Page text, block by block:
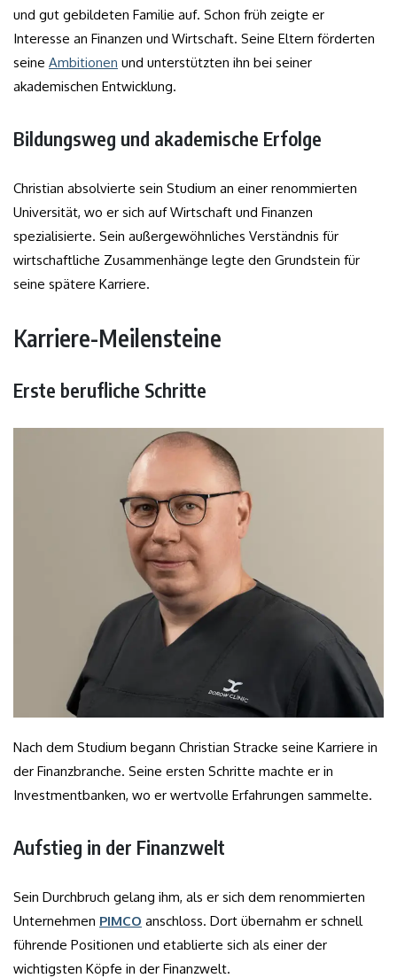
und gut gebildeten Familie auf. Schon früh zeigte er
Interesse an Finanzen und Wirtschaft. Seine Eltern förderten
seine Ambitionen und unterstützten ihn bei seiner
akademischen Entwicklung.
Bildungsweg und akademische Erfolge
Christian absolvierte sein Studium an einer renommierten
Universität, wo er sich auf Wirtschaft und Finanzen
spezialisierte. Sein außergewöhnliches Verständnis für
wirtschaftliche Zusammenhänge legte den Grundstein für
seine spätere Karriere.
Karriere-Meilensteine
Erste berufliche Schritte
Nach dem Studium begann Christian Stracke seine Karriere in
der Finanzbranche. Seine ersten Schritte machte er in
Investmentbanken, wo er wertvolle Erfahrungen sammelte.
Aufstieg in der Finanzwelt
Sein Durchbruch gelang ihm, als er sich dem renommierten
Unternehmen PIMCO anschloss. Dort übernahm er schnell
führende Positionen und etablierte sich als einer der
wichtigsten Köpfe in der Finanzwelt.